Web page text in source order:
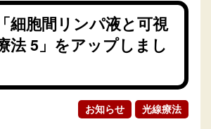
細胞間リンパ液と可視
法 5」をアップしまし
お知らせ 光線療法